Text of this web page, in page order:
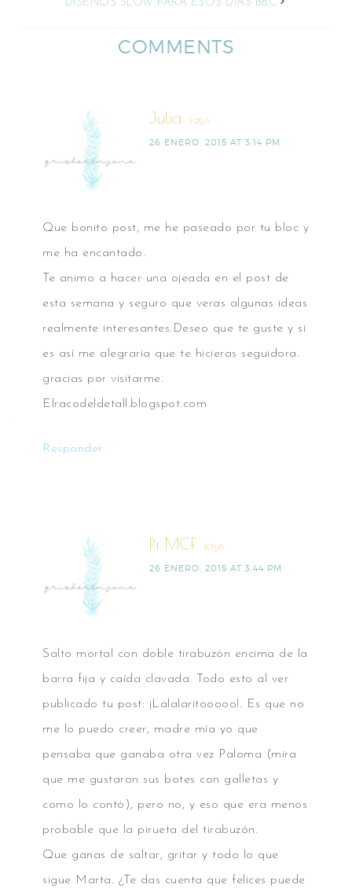
DISEÑOS SLOW PARA ESOS DÍAS BBC
COMMENTS
Julia says
26 ENERO, 2015 AT 3:14 PM
Que bonito post, me he paseado por tu bloc y
me ha encantado.
Te animo a hacer una ojeada en el post de
esta semana y seguro que veras algunas ideas
realmente interesantes.Deseo que te guste y si
es así me alegraria que te hicieras seguidora.
gracias por visitarme.
Elracodeldetall.blogspot.com
Responder
Pi MCF says
26 ENERO, 2015 AT 3:44 PM
Salto mortal con doble tirabuzón encima de la
barra fija y caída clavada. Todo esto al ver
publicado tu post: ¡Lalalaritooooo!. Es que no
me lo puedo creer, madre mía yo que
pensaba que ganaba otra vez Paloma (mira
que me gustaron sus botes con galletas y
como lo contó), pero no, y eso que era menos
probable que la pirueta del tirabuzón.
Que ganas de saltar, gritar y todo lo que
sigue Marta. ¿Te das cuenta que felices puede